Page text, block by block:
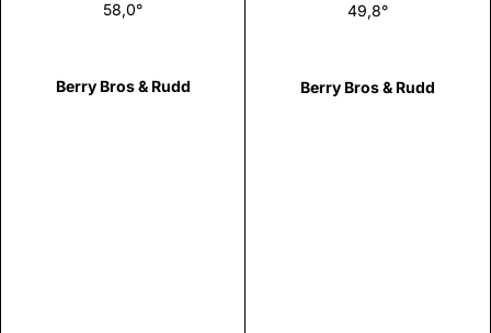
58,0°
Berry Bros & Rudd
49,8°
Berry Bros & Rudd